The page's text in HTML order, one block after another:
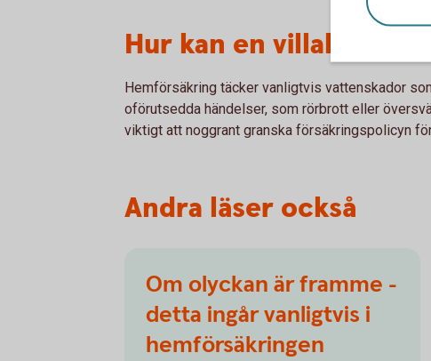
Hur kan en
Hemförsäkring täcker vanligtvis vattenskador
oförutsedda händelser, som rörbrott eller
viktigt att noggrant granska försäkringspolicyn
Andra läser också
Om olyckan är framme -
detta ingår vanligtvis i
hemförsäkringen